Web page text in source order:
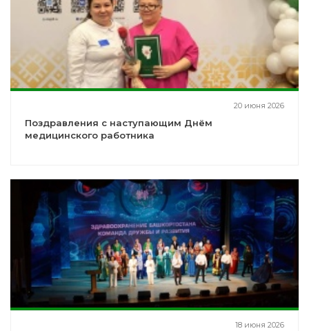
20 июня 2026
Поздравления с наступающим Днём
медицинского работника
18 июня 2026